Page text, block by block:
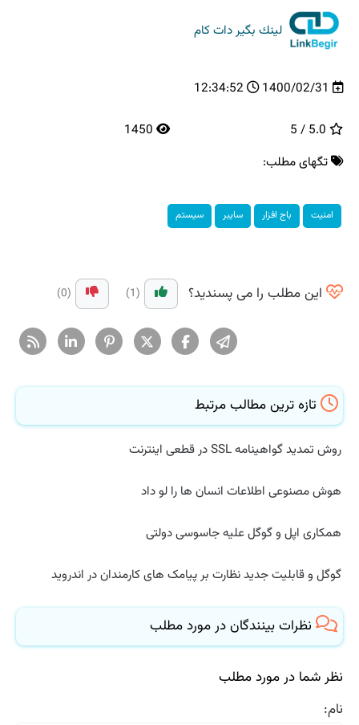
لینك بگیر دات كام
1400/02/31
12:34:52
تگهای مطلب:
امنیت باج افزار سایبر سیستم
این مطلب را می پسندید؟ (1)
(0)
تازه ترین مطالب مرتبط
روش تمدید گواهینامه SSL در قطعی اینترنت
هوش مصنوعی اطلاعات انسان ها را لو داد
همکاری اپل و گوگل علیه جاسوسی دولتی
گوگل و قابلیت جدید نظارت بر پیامک های کارمندان در اندروید
نظرات بینندگان در مورد مطلب
نظر شما در مورد مطلب
نام: